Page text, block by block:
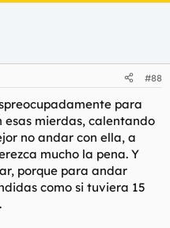
#88
para
esas mierdas, calentando
no andar con ella, a
mucho la pena. Y
porque para andar
como si tuviera 15